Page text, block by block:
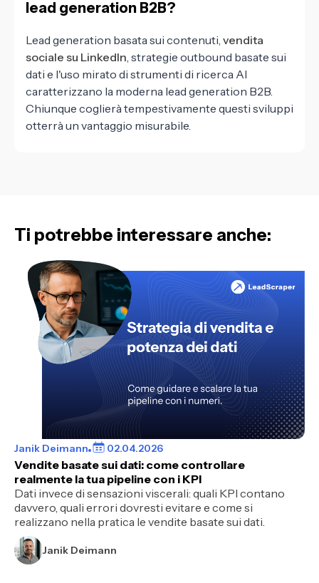
lead generation B2B?
Lead generation basata sui contenuti, vendita
sociale su LinkedIn, strategie outbound basate sui
dati e l'uso mirato di strumenti di ricerca AI
caratterizzano la moderna lead generation B2B.
Chiunque coglierà tempestivamente questi sviluppi
otterrà un vantaggio misurabile.
Ti potrebbe interessare anche:
Janik Deimann 02.04.2026
Vendite basate sui dati: come controllare
realmente la tua pipeline con i KPI
Dati invece di sensazioni viscerali: quali KPI contano
davvero, quali errori dovresti evitare e come si
realizzano nella pratica le vendite basate sui dati.
Janik Deimann